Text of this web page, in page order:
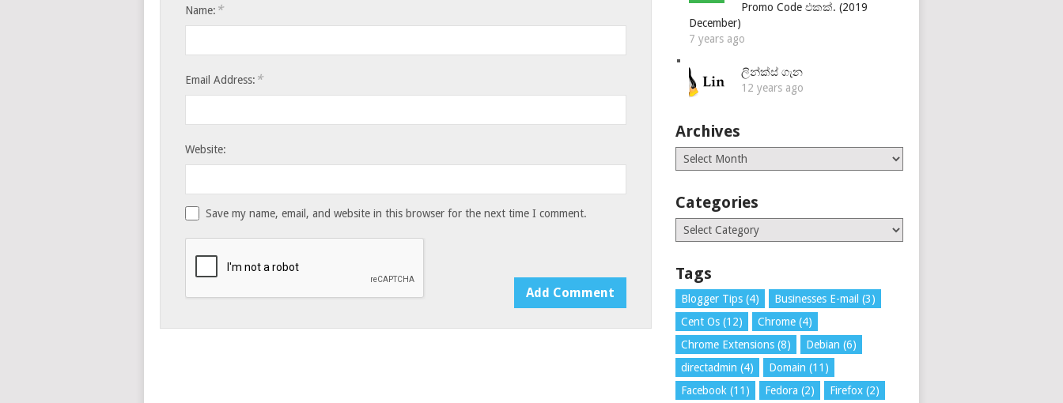
Name: *
Email Address: *
Website:
Save my name, email, and website in this browser for the next time I comment.
Promo Code එකක්. (2019
December)
7 years ago
ලින්ක්ස් ගැන
12 years ago
Archives
Archives
Categories
Categories
Tags
Blogger Tips (4) Businesses E-mail (3)
Cent Os (12) Chrome (4)
Chrome Extensions (8) Debian (6)
directadmin (4) Domain (11)
Facebook (11) Fedora (2) Firefox (2)